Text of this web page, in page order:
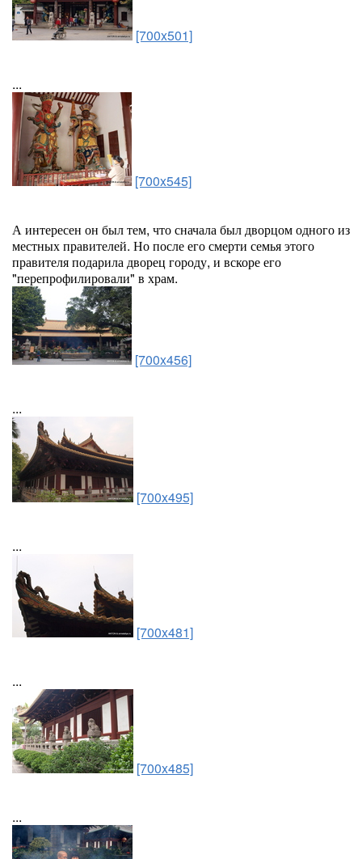
[700x501]
...
[700x545]
А интересен он был тем, что сначала был дворцом одного из
местных правителей. Но после его смерти семья этого
правителя подарила дворец городу, и вскоре его
"перепрофилировали" в храм.
[700x456]
...
[700x495]
...
[700x481]
...
[700x485]
...